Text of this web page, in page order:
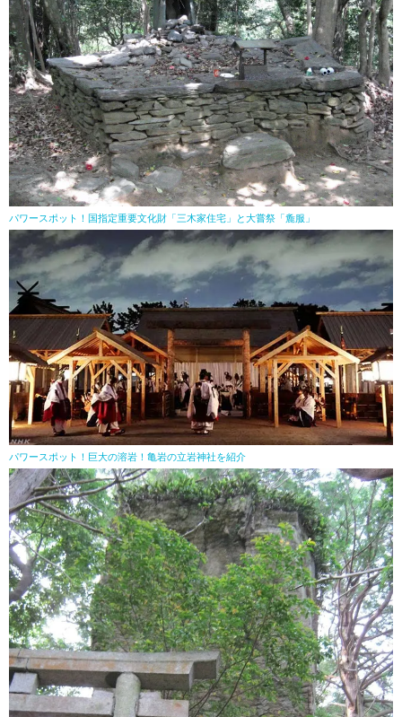
パワースポット！国指定重要文化財「三木家住宅」と大嘗祭「麁服」
パワースポット！巨大の溶岩！亀岩の立岩神社を紹介